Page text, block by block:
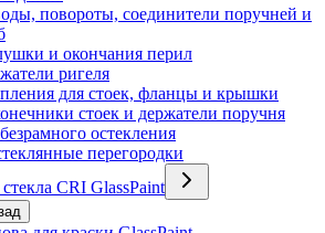
повороты, соединители поручней и
и окончания перил
ригеля
для стоек, фланцы и крышки
стоек и держатели поручня
остекления
перегородки
CRI GlassPaint